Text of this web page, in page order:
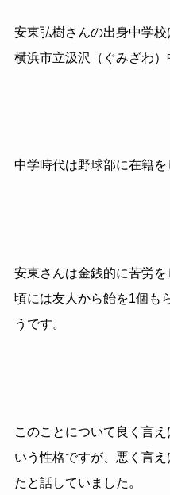
安東弘樹さんの出身中学
横浜市立汲沢（ぐみざわ）
中学時代は野球部に在籍を
安東さんは金銭的に苦労
頃には友人から飴を1個も
うです。
このことについて良く言
いう性格ですが、悪く言
たと話していました。